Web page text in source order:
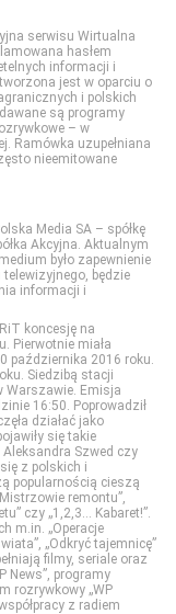
serwisu Wirtualna
hasłem
informacji i
jest w oparciu o
i polskich
są programy
– w
Ramówka uzupełniana
nieemitowane
Media SA – spółkę
Akcyjna. Aktualnym
było zapewnienie
telewizyjnego, będzie
informacji i
koncesję na
Pierwotnie miała
października 2016 roku.
Siedzibą stacji
Warszawie. Emisja
16:50. Poprowadził
działać jako
się takie
Aleksandra Szwed czy
z polskich i
popularnością cieszą
remontu”,
czy „1,2,3… Kabaret!”.
m.in. „Operacje
„Odkryć tajemnicę”
filmy, seriale oraz
News”, programy
rozrywkowy „WP
z radiem